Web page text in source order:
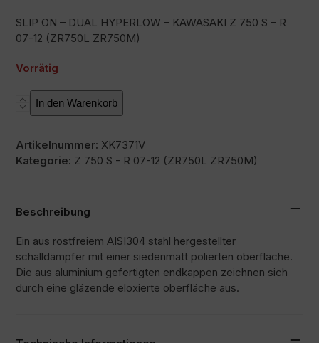
SLIP ON – DUAL HYPERLOW – KAWASAKI Z 750 S – R
07-12 (ZR750L ZR750M)
Vorrätig
L2X
Menge
In den Warenkorb
Artikelnummer: XK7371V
Kategorie: Z 750 S - R 07-12 (ZR750L ZR750M)
Beschreibung
Ein aus rostfreiem AISI304 stahl hergestellter
schalldämpfer mit einer siedenmatt polierten oberfläche.
Die aus aluminium gefertigten endkappen zeichnen sich
durch eine gläzende eloxierte oberfläche aus.